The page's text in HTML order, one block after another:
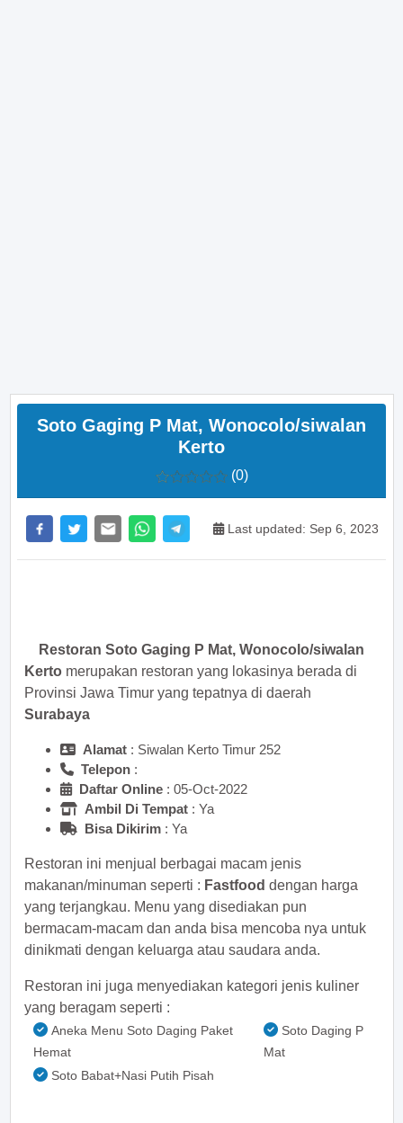
Soto Gaging P Mat, Wonocolo/siwalan
Kerto
(0)
Last updated: Sep 6, 2023
Restoran Soto Gaging P Mat, Wonocolo/siwalan
Kerto merupakan restoran yang lokasinya berada di
Provinsi Jawa Timur yang tepatnya di daerah
Surabaya
Alamat : Siwalan Kerto Timur 252
Telepon :
Daftar Online : 05-Oct-2022
Ambil Di Tempat : Ya
Bisa Dikirim : Ya
Restoran ini menjual berbagai macam jenis
makanan/minuman seperti : Fastfood dengan harga
yang terjangkau. Menu yang disediakan pun
bermacam-macam dan anda bisa mencoba nya untuk
dinikmati dengan keluarga atau saudara anda.
Restoran ini juga menyediakan kategori jenis kuliner
yang beragam seperti :
Aneka Menu Soto Daging Paket
Hemat
Soto Daging P
Mat
Soto Babat+Nasi Putih Pisah